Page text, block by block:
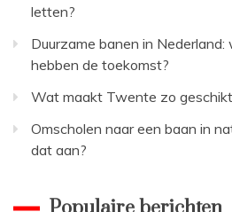
letten?
Duurzame banen in
hebben de toekomst?
Wat maakt Twente zo
Omscholen naar een baan in
dat aan?